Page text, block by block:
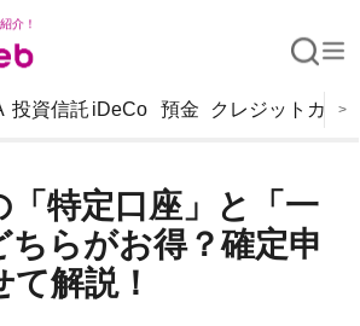
介！
投資信託 iDeCo 預金 クレジットカー
>
「特定口座」と「一
ちらがお得？確定申
解説！